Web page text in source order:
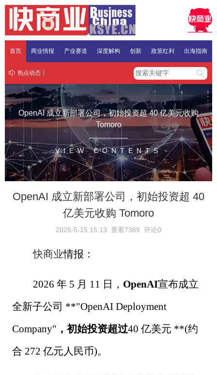
首页 商业情报 产业赛道 深度解构 创新 政策红利 出海指南
热点动态
OpenAI 成立新部署公司，初始投资超 40 亿美元收购
Tomoro
VIEW CONTENTS
OpenAI 成立新部署公司，初始投资超 40
亿美元收购 Tomoro
2026-5-15 15:13 查看7389 评论0
快商业情报：
2026 年 5 月 11 日， OpenAI宣布成立
全新子公司 **"OpenAI Deployment
Company" ，初始投资超过40 亿美元 **(约
合 272 亿元人民币)。